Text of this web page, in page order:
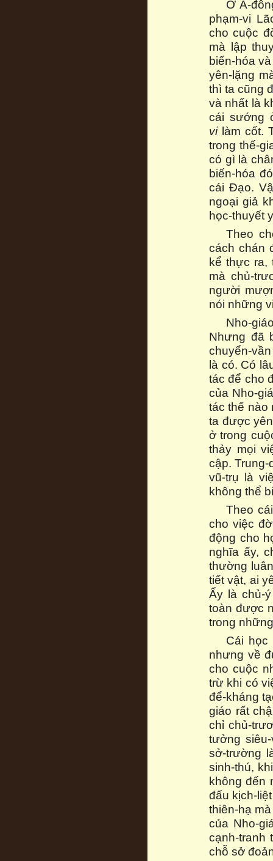
Ở Á-
phạm-vi
cho cuộc
mà lập
biến-hóa
yên-lặng
thì ta cũng
và nhất là
cái sướng
vilàm cốt.
trong thế-
có gì là
biến-hóa
cái Đạo.
ngoại giả
học-thuyết
Theo
cách chán
kể thực ra,
mà chủ-
người
nói những
Nho-
Nhưng đã
chuyển-
là có. Có
tác để cho
của Nho-
tác thế nào
ta được
ở trong
thảy mọi
cập.
vũ-trụ là
không thể
Theo
cho việc
động cho
nghĩa ấy,
thường
tiết vật, ai
Ấy là chủ-
toàn được
trong
Cái học
nhưng về
cho cuộc
trừ khi có
để-kháng
giáo rất
chỉ chủ-
tưởng
sở-trường
sinh-thú,
không đến
đấu kịch-
thiên-hạ
của Nho-
cạnh-tranh
chỗ sở